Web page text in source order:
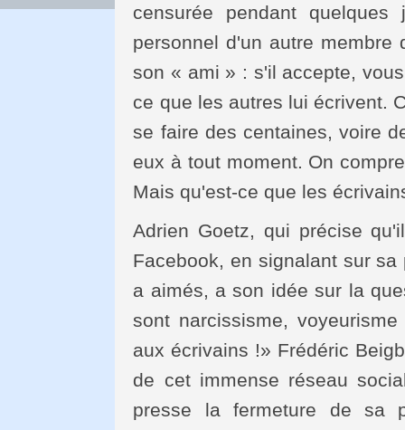
censurée pendant
personnel d'un autre
son « ami » : s'il accepte,
ce que les autres lui écrivent.
se faire des centaines, voire
eux à tout moment. On
Mais qu'est-ce que les
Adrien Goetz, qui précise
Facebook, en signalant sur
a aimés, a son idée sur la
sont narcissisme,
aux écrivains !» Frédéric
de cet immense réseau
presse la fermeture de sa